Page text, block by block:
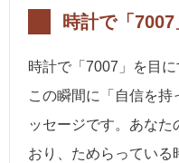
時計で「
時計で「7007」を目
この瞬間に「自信を持
ッセージです。あなた
おり、ためらっている